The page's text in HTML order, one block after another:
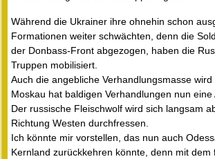
Während die Ukrainer ihre ohnehin schon
Formationen weiter schwächten, denn die
der Donbass-Front abgezogen, haben die
Truppen mobilisiert.
Auch die angebliche Verhandlungsmasse
Moskau hat baldigen Verhandlungen nun eine
Der russische Fleischwolf wird sich langsam
Richtung Westen durchfressen.
Ich könnte mir vorstellen, das nun auch
Kernland zurückkehren könnte, denn mit dem